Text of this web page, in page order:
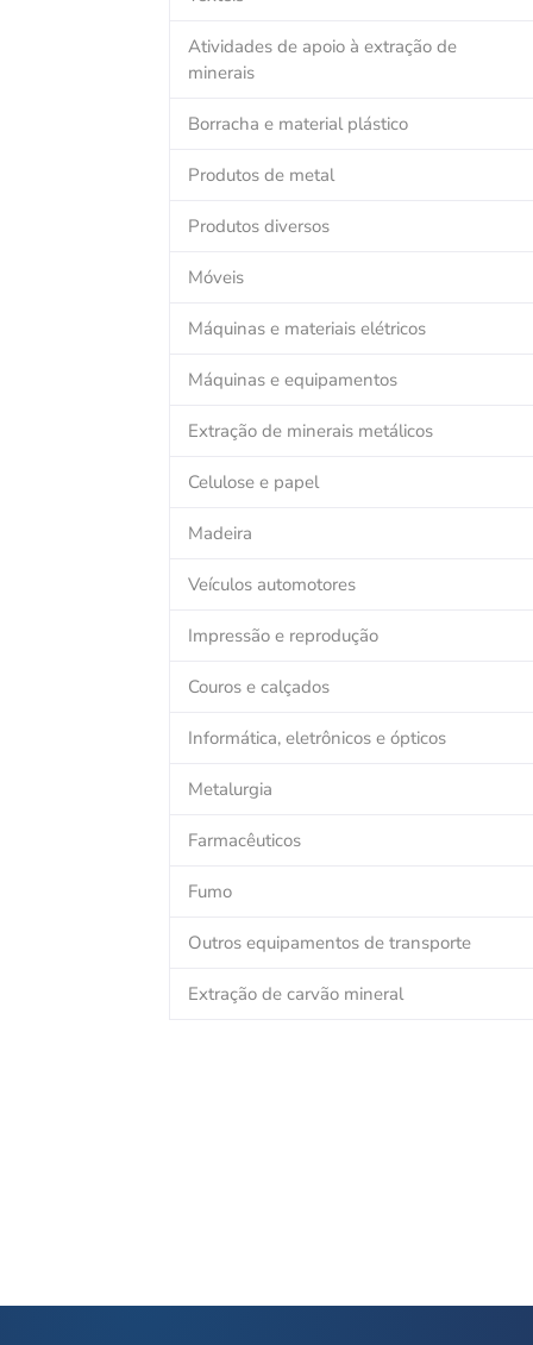
Atividades de apoio à extração de
minerais
Borracha e material plástico
Produtos de metal
Produtos diversos
Móveis
Máquinas e materiais elétricos
Máquinas e equipamentos
Extração de minerais metálicos
Celulose e papel
Madeira
Veículos automotores
Impressão e reprodução
Couros e calçados
Informática, eletrônicos e ópticos
Metalurgia
Farmacêuticos
Fumo
Outros equipamentos de transporte
Extração de carvão mineral